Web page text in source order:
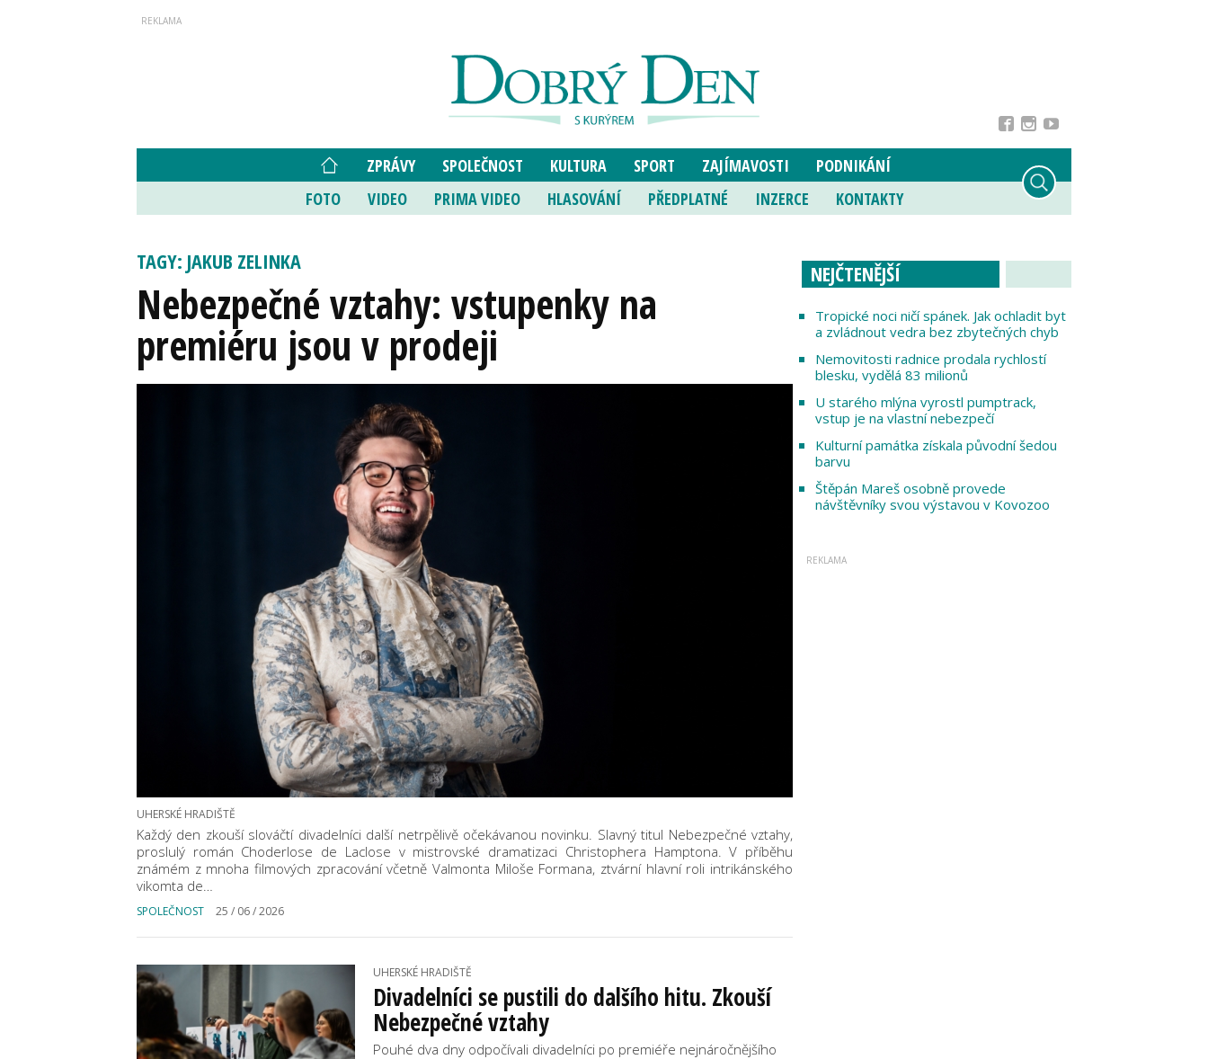
ZPRÁVY SPOLEČNOST KULTURA SPORT ZAJÍMAVOSTI
PODNIKÁNÍ
FOTO
VIDEO PRIMA VIDEO HLASOVÁNÍ PŘEDPLATNÉ INZERCE KONTAKTY
TAGY: JAKUB ZELINKA
Nebezpečné vztahy: vstupenky na
premiéru jsou v prodeji
UHERSKÉ HRADIŠTĚ
Každý den zkouší slováčtí divadelníci další netrpělivě očekávanou novinku. Slavný titul Nebezpečné vztahy,
proslulý román Choderlose de Laclose v mistrovské dramatizaci Christophera Hamptona. V příběhu
známém z mnoha filmových zpracování včetně Valmonta Miloše Formana, ztvární hlavní roli intrikánského
vikomta de…
SPOLEČNOST 25 / 06 / 2026
UHERSKÉ HRADIŠTĚ
Divadelníci se pustili do dalšího hitu. Zkouší
Nebezpečné vztahy
Pouhé dva dny odpočívali divadelníci po premiéře nejnáročnějšího
NEJČTENĚJŠÍ
Tropické noci ničí spánek. Jak ochladit byt
a zvládnout vedra bez zbytečných chyb
Nemovitosti radnice prodala rychlostí
blesku, vydělá 83 milionů
U starého mlýna vyrostl pumptrack,
vstup je na vlastní nebezpečí
Kulturní památka získala původní šedou
barvu
Štěpán Mareš osobně provede
návštěvníky svou výstavou v Kovozoo